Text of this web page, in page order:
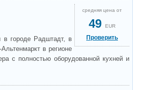
средняя цена от
49 EUR
Проверить
в городе Радштадт, в
в регионе
с полностью оборудованной кухней и